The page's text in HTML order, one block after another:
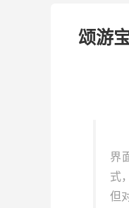
颂游
界
式
但